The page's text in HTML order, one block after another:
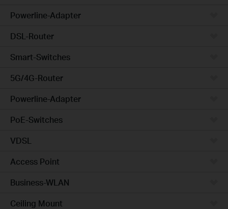
Powerline-Adapter
DSL-Router
Smart-Switches
5G/4G-Router
Powerline-Adapter
PoE-Switches
VDSL
Access Point
Business-WLAN
Ceiling Mount